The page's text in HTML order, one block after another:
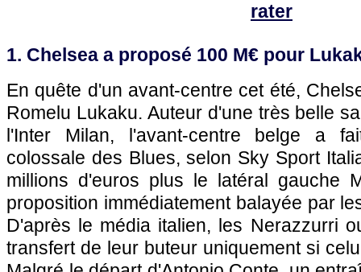
rater
1. Chelsea a proposé 100 M€ pour
En quête d'un avant-centre cet été,
Romelu Lukaku. Auteur d'une très belle
l'Inter Milan, l'avant-centre belge a
colossale des Blues, selon Sky Sport
millions d'euros plus le latéral gauche
proposition immédiatement balayée par
D'après le média italien, les Nerazzurri
transfert de leur buteur uniquement si